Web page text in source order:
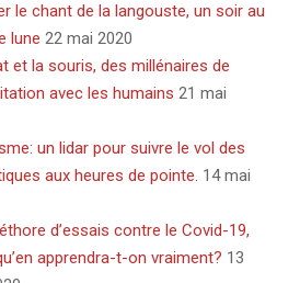
le chant de la langouste, un soir au
lune 22 mai 2020
et la souris, des millénaires de
avec les humains 21 mai
un lidar pour suivre le vol des
aux heures de pointe. 14 mai
d’essais contre le Covid-19,
apprendra-t-on vraiment? 13